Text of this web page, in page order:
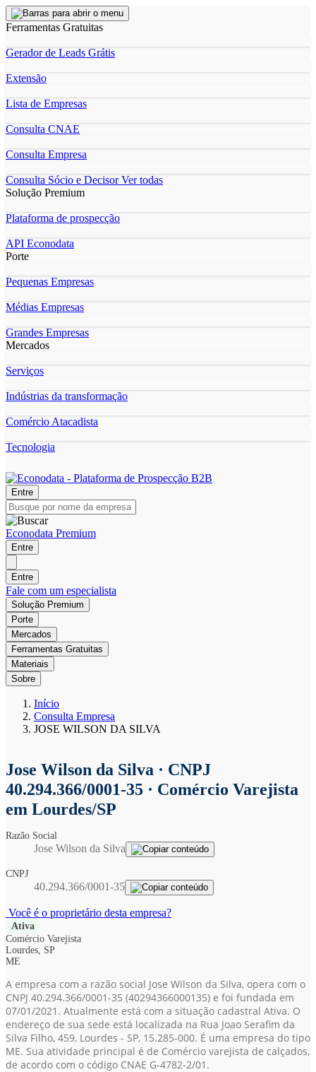
Ferramentas Gratuitas
Gerador de Leads Grátis
Extensão
Lista de Empresas
Consulta CNAE
Consulta Empresa
Consulta Sócio e DecisorVer todas
Solução Premium
Plataforma de prospecção
API Econodata
Porte
Pequenas Empresas
Médias Empresas
Grandes Empresas
Mercados
Serviços
Indústrias da transformação
Comércio Atacadista
Tecnologia
Entre
Econodata Premium
Entre
Entre
Fale com um especialista
Solução Premium
Porte
Mercados
Ferramentas Gratuitas
Materiais
Sobre
Início
Consulta Empresa
JOSE WILSON DA SILVA
Jose Wilson da Silva · CNPJ
40.294.366/0001-35 · Comércio Varejista
em Lourdes/SP
Razão Social
Jose Wilson da Silva
CNPJ
40.294.366/0001-35
Você é o proprietário desta empresa?
Ativa
Comércio Varejista
Lourdes, SP
ME
A empresa com a razão social Jose Wilson da Silva, opera com o
CNPJ 40.294.366/0001-35 (40294366000135) e foi fundada em
07/01/2021. Atualmente está com a situação cadastral Ativa. O
endereço de sua sede está localizada na Rua Joao Serafim da
Silva Filho, 459, Lourdes - SP, 15.285-000. É uma empresa do tipo
ME. Sua atividade principal é de Comércio varejista de calçados,
de acordo com o código CNAE G-4782-2/01.